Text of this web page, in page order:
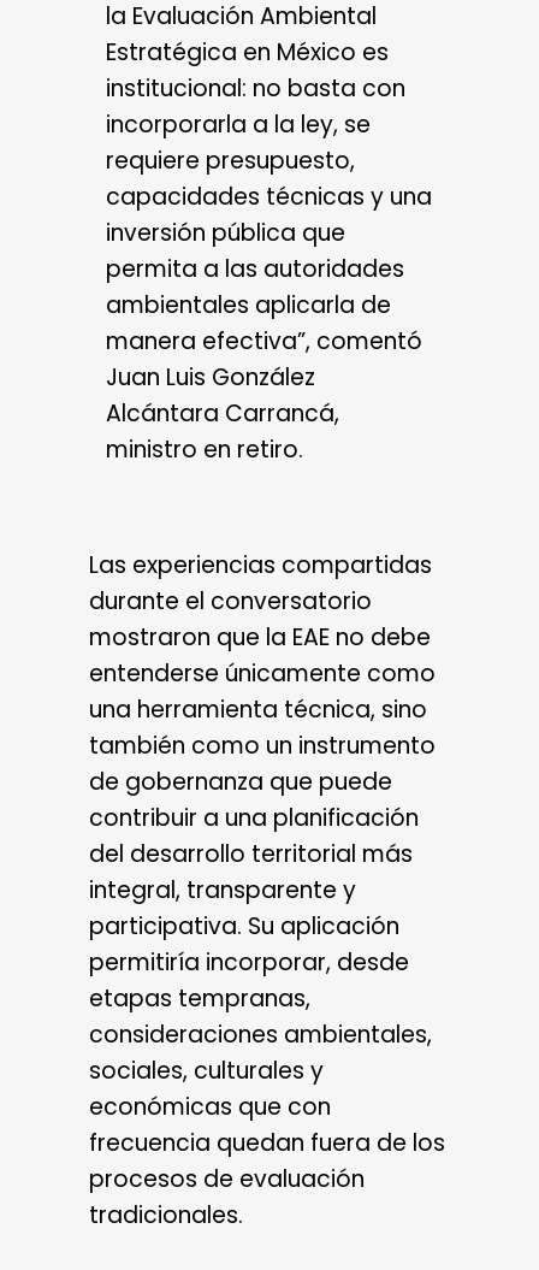
la Evaluación Ambiental
Estratégica en México es
institucional: no basta con
incorporarla a la ley, se
requiere presupuesto,
capacidades técnicas y una
inversión pública que
permita a las autoridades
ambientales aplicarla de
manera efectiva”, comentó
Juan Luis González
Alcántara Carrancá,
ministro en retiro.
Las experiencias compartidas
durante el conversatorio
mostraron que la EAE no debe
entenderse únicamente como
una herramienta técnica, sino
también como un instrumento
de gobernanza que puede
contribuir a una planificación
del desarrollo territorial más
integral, transparente y
participativa. Su aplicación
permitiría incorporar, desde
etapas tempranas,
consideraciones ambientales,
sociales, culturales y
económicas que con
frecuencia quedan fuera de los
procesos de evaluación
tradicionales.